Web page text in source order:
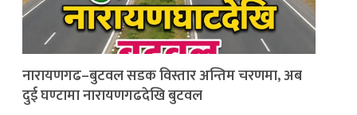
नारायणगढ–बुटवल सडक विस्तार अन्तिम चरणमा, अब
दुई घण्टामा नारायणगढदेखि बुटवल